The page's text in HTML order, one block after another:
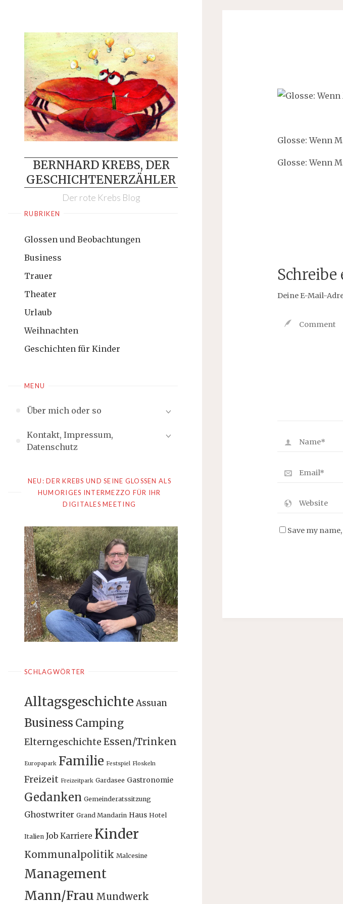
content
BERNHARD KREBS, DER
GESCHICHTENERZÄHLER
Der rote Krebs Blog
RUBRIKEN
Glossen und Beobachtungen
Business
Trauer
Theater
Urlaub
Weihnachten
Geschichten für Kinder
MENU
Über mich oder so
Kontakt, Impressum,
Datenschutz
NEU: DER KREBS UND SEINE GLOSSEN ALS
HUMORIGES INTERMEZZO FÜR IHR
DIGITALES MEETING
SCHLAGWÖRTER
Alltagsgeschichte Assuan
Business Camping
Elterngeschichte Essen/Trinken
Europapark Familie Festspiel Floskeln
Freizeit Freizeitpark Gardasee Gastronomie
Gedanken Gemeinderatssitzung
Ghostwriter Grand Mandarin Haus Hotel
Italien Job Karriere Kinder
Kommunalpolitik Malcesine
Management
Mann/Frau Mundwerk
Glosse: Wenn
Glosse: Wenn
Deine E-Mail-
Save my